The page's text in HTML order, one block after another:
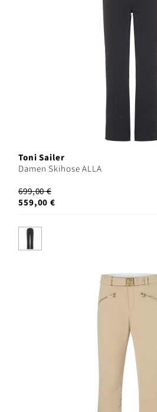
Toni Sailer
Damen Skihose ALLA
699,00 €
559,00 €